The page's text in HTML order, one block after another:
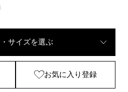
サイズを選ぶ
お気に入り登録